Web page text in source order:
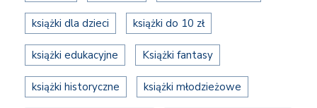
książki dla dzieci książki do 10 zł
książki edukacyjne Książki fantasy
książki historyczne książki młodzieżowe